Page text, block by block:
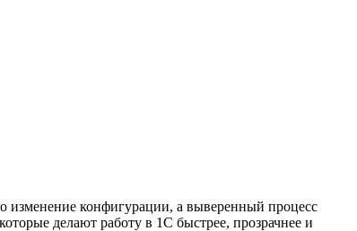
изменение конфигурации, а выверенный процесс
делают работу в 1С быстрее, прозрачнее и